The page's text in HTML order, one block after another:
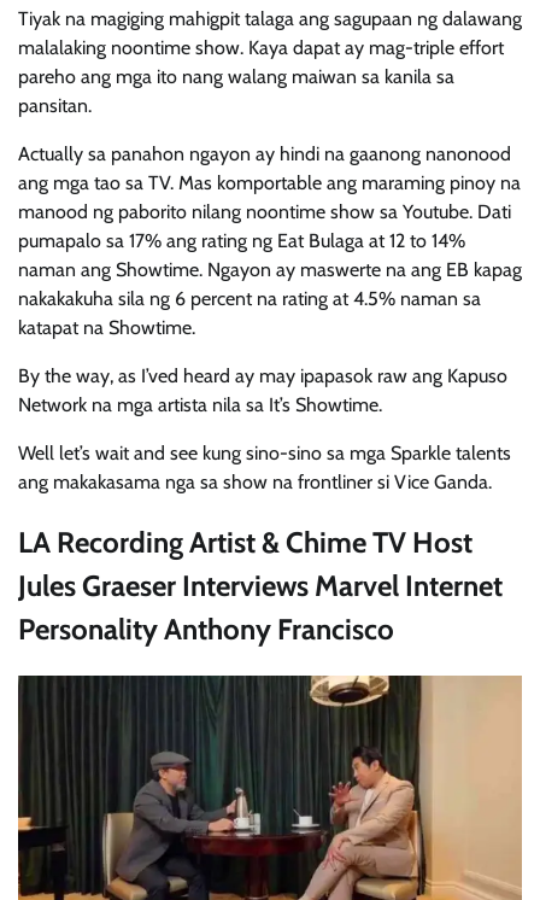
Tiyak na magiging mahigpit talaga ang sagupaan ng dalawang
malalaking noontime show. Kaya dapat ay mag-triple effort
pareho ang mga ito nang walang maiwan sa kanila sa
pansitan.
Actually sa panahon ngayon ay hindi na gaanong nanonood
ang mga tao sa TV. Mas komportable ang maraming pinoy na
manood ng paborito nilang noontime show sa Youtube. Dati
pumapalo sa 17% ang rating ng Eat Bulaga at 12 to 14%
naman ang Showtime. Ngayon ay maswerte na ang EB kapag
nakakakuha sila ng 6 percent na rating at 4.5% naman sa
katapat na Showtime.
By the way, as I’ved heard ay may ipapasok raw ang Kapuso
Network na mga artista nila sa It’s Showtime.
Well let’s wait and see kung sino-sino sa mga Sparkle talents
ang makakasama nga sa show na frontliner si Vice Ganda.
LA Recording Artist & Chime TV Host
Jules Graeser Interviews Marvel Internet
Personality Anthony Francisco